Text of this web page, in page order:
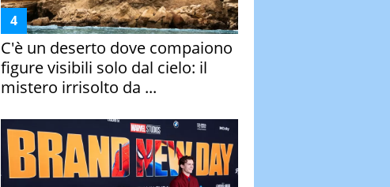
C'è un deserto dove compaiono
figure visibili solo dal cielo: il
mistero irrisolto da ...